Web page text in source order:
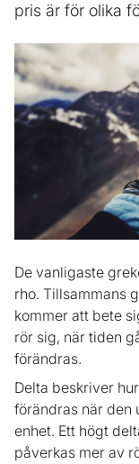
pris är för olika
De vanligaste
rho. Tillsammans
kommer att bete
rör sig, när tiden
förändras.
Delta beskriver
förändras när den
enhet. Ett högt
påverkas mer av